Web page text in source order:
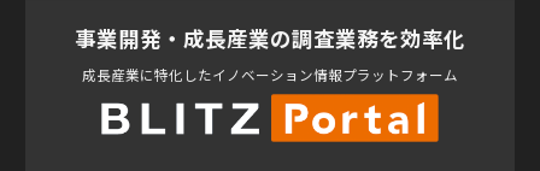
事業開発・成長産業の調査業務を効率化
成長産業に特化したイノベーション情報プラットフォーム